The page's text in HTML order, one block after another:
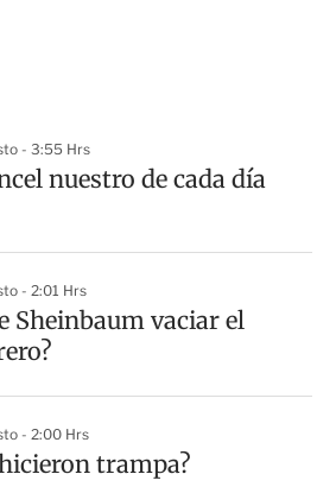
- 3:55 Hrs
nuestro de cada día
- 2:01 Hrs
Sheinbaum vaciar el
- 2:00 Hrs
trampa?